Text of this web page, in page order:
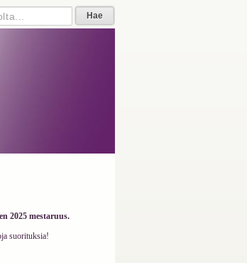
2025 mestaruus.
suorituksia!